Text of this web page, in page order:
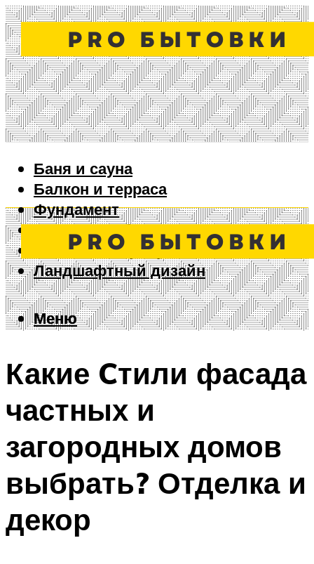
Баня и сауна
Балкон и терраса
Фундамент
Ворота и забор
Дизайн интерьера
Ландшафтный дизайн
Меню
Меню
Какие Cтили фасада
частных и
загородных домов
выбрать? Отделка и
декор